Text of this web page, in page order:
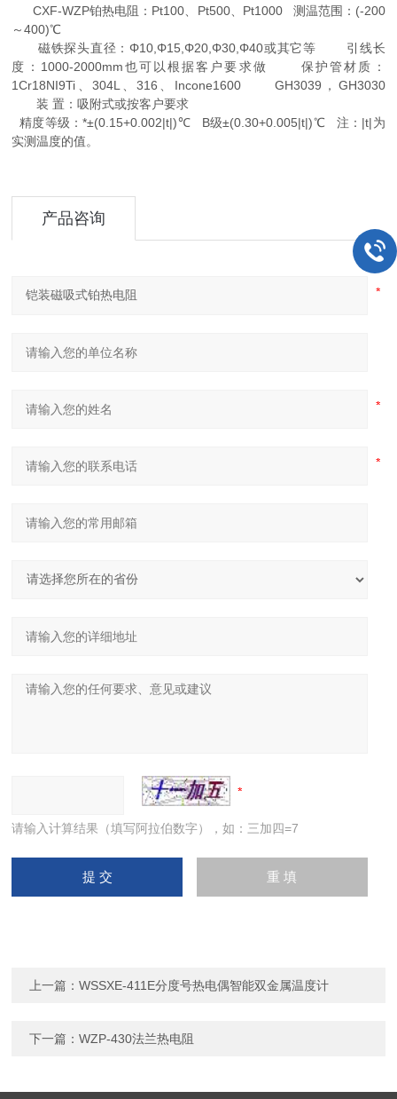
CXF-WZP铂热电阻：Pt100、Pt500、Pt1000 测温范围：(-200
～400)℃
磁铁探头直径：Φ10,Φ15,Φ20,Φ30,Φ40或其它等 引线长
度：1000-2000mm也可以根据客户要求做 保护管材质：
1Cr18NI9Ti、304L、316、Incone1600 GH3039，GH3030
装 置：吸附式或按客户要求
精度等级：*±(0.15+0.002|t|)℃ B级±(0.30+0.005|t|)℃ 注：|t|为
实测温度的值。
产品咨询
请输入计算结果（填写阿拉伯数字），如：三加四=7
上一篇：WSSXE-411E分度号热电偶智能双金属温度计
下一篇：WZP-430法兰热电阻